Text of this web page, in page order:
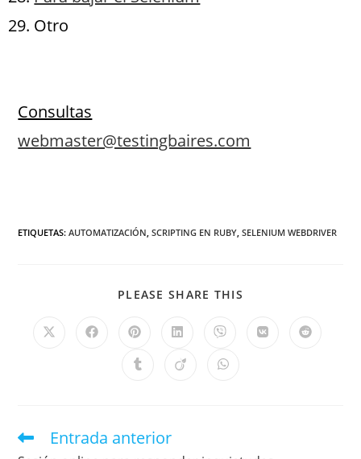
Otro
Consultas
webmaster@testingbaires.com
ETIQUETAS:AUTOMATIZACIÓN, SCRIPTING EN RUBY, SELENIUM WEBDRIVER
PLEASE SHARE THIS
Entrada anterior